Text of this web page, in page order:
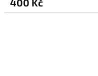
400 Kč